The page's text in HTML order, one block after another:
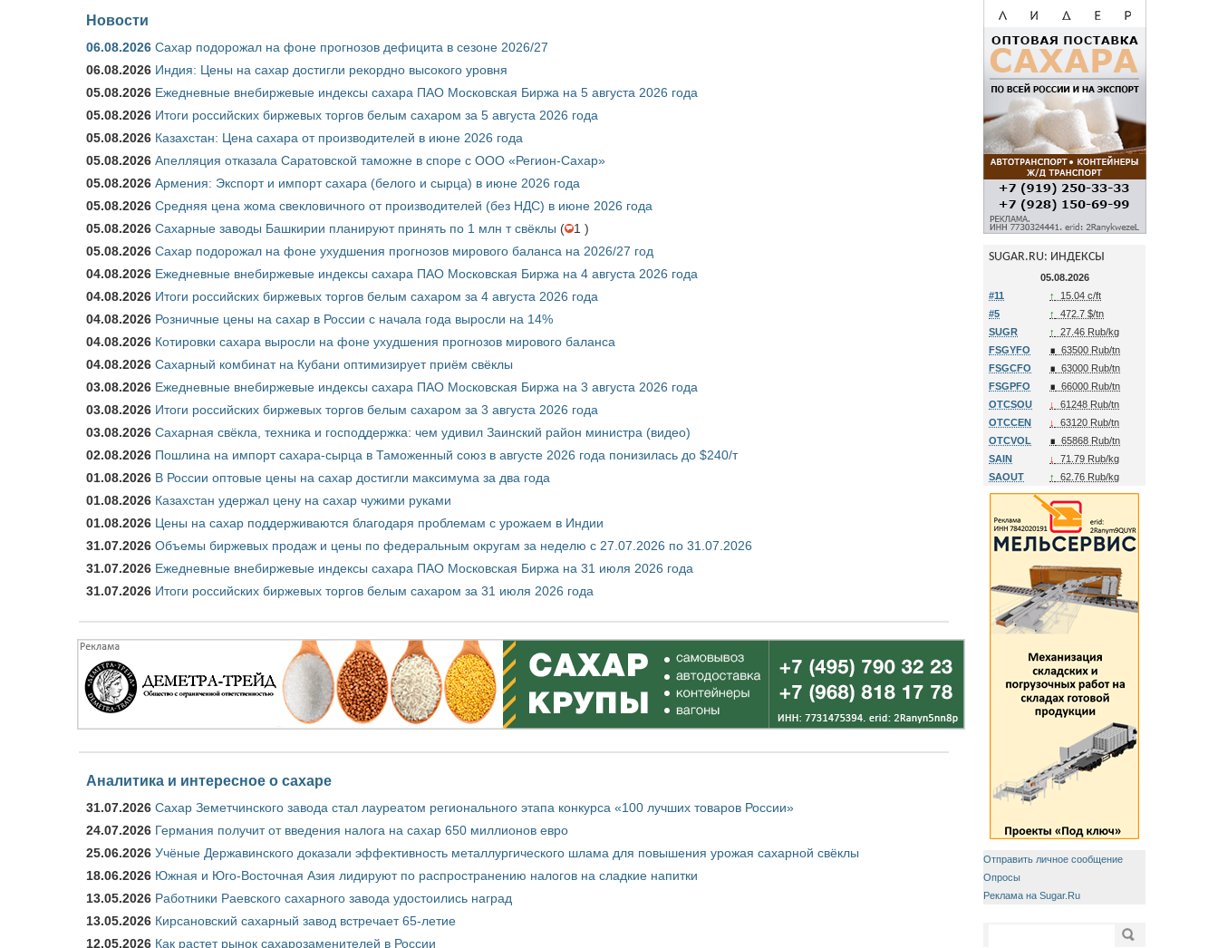
Новости
06.08.2026 Сахар подорожал на фоне прогнозов дефицита в сезоне 2026/27
06.08.2026 Индия: Цены на сахар достигли рекордно высокого уровня
05.08.2026 Ежедневные внебиржевые индексы сахара ПАО Московская Биржа на 5 августа 2026 года
05.08.2026 Итоги российских биржевых торгов белым сахаром за 5 августа 2026 года
05.08.2026 Казахстан: Цена сахара от производителей в июне 2026 года
05.08.2026 Апелляция отказала Саратовской таможне в споре с ООО «Регион-Сахар»
05.08.2026 Армения: Экспорт и импорт сахара (белого и сырца) в июне 2026 года
05.08.2026 Средняя цена жома свекловичного от производителей (без НДС) в июне 2026 года
05.08.2026 Сахарные заводы Башкирии планируют принять по 1 млн т свёклы (
1 )
05.08.2026 Сахар подорожал на фоне ухудшения прогнозов мирового баланса на 2026/27 год
04.08.2026 Ежедневные внебиржевые индексы сахара ПАО Московская Биржа на 4 августа 2026 года
04.08.2026 Итоги российских биржевых торгов белым сахаром за 4 августа 2026 года
04.08.2026 Розничные цены на сахар в России с начала года выросли на 14%
04.08.2026 Котировки сахара выросли на фоне ухудшения прогнозов мирового баланса
04.08.2026 Сахарный комбинат на Кубани оптимизирует приём свёклы
03.08.2026 Ежедневные внебиржевые индексы сахара ПАО Московская Биржа на 3 августа 2026 года
03.08.2026 Итоги российских биржевых торгов белым сахаром за 3 августа 2026 года
03.08.2026 Сахарная свёкла, техника и господдержка: чем удивил Заинский район министра (видео)
02.08.2026 Пошлина на импорт сахара-сырца в Таможенный союз в августе 2026 года понизилась до $240/т
01.08.2026 В России оптовые цены на сахар достигли максимума за два года
01.08.2026 Казахстан удержал цену на сахар чужими руками
01.08.2026 Цены на сахар поддерживаются благодаря проблемам с урожаем в Индии
31.07.2026 Объемы биржевых продаж и цены по федеральным округам за неделю с 27.07.2026 по 31.07.2026
31.07.2026 Ежедневные внебиржевые индексы сахара ПАО Московская Биржа на 31 июля 2026 года
31.07.2026 Итоги российских биржевых торгов белым сахаром за 31 июля 2026 года
Аналитика и интересное о сахаре
31.07.2026 Сахар Земетчинского завода стал лауреатом регионального этапа конкурса «100 лучших товаров России»
24.07.2026 Германия получит от введения налога на сахар 650 миллионов евро
25.06.2026 Учёные Державинского доказали эффективность металлургического шлама для повышения урожая сахарной свёклы
18.06.2026 Южная и Юго-Восточная Азия лидируют по распространению налогов на сладкие напитки
13.05.2026 Работники Раевского сахарного завода удостоились наград
13.05.2026 Кирсановский сахарный завод встречает 65-летие
12.05.2026 Как растет рынок сахарозаменителей в России
SUGAR.RU: ИНДЕКСЫ
05.08.2026
#11
↑
15.04 c/ft
#5
↑
472.7 $/tn
SUGR
↑
27.46 Rub/kg
FSGYFO
∎ 63500 Rub/tn
FSGCFO
∎ 63000 Rub/tn
FSGPFO
∎ 66000 Rub/tn
OTCSOU
↓
61248 Rub/tn
OTCCEN
↓
63120 Rub/tn
OTCVOL
∎ 65868 Rub/tn
SAIN
↓
71.79 Rub/kg
SAOUT
↑ 62.76 Rub/kg
Отправить личное сообщение
Опросы
Реклама на Sugar.Ru
Поиск